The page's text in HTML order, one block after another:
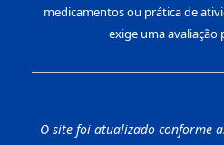
medicamentos ou prática de
exige uma avaliação
O site foi atualizado conforme